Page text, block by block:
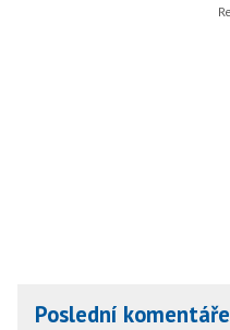
Poslední komentáře